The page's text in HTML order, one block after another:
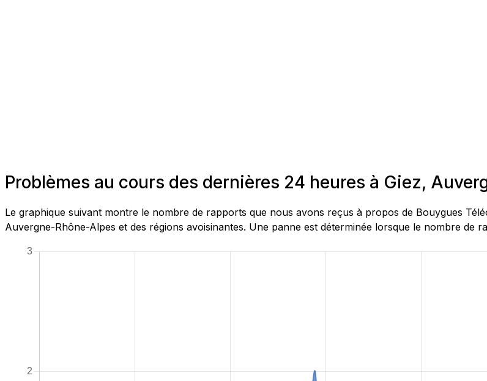
Problèmes au cours des dernières 24 heures à Giez,
Le graphique suivant montre le nombre de rapports que nous avons reçus à propos de Bouygues
Auvergne-Rhône-Alpes et des régions avoisinantes. Une panne est déterminée lorsque le nombre de